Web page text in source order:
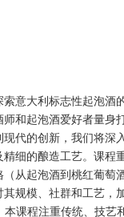
意大利标志性起泡酒
师和起泡酒爱好者量身
代的创新，我们将深
精细的酿造工艺。课程
（从起泡酒到桃红葡萄
其规模、社群和工艺，
本课程注重传统、技艺